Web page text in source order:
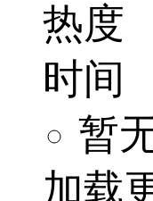
热度
时间
暂
加载